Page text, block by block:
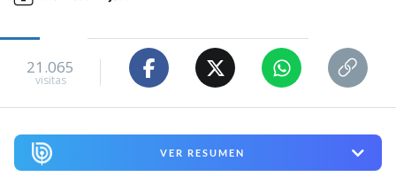
21.065
visitas
VER RESUMEN